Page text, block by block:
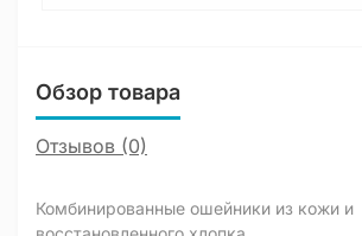
Обзор товара
Отзывов (0)
Комбинированные ошейники из кожи и